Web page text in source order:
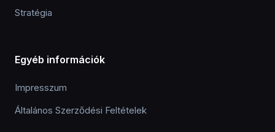
Stratégia
Egyéb információk
Impresszum
Általános Szerződési Feltételek